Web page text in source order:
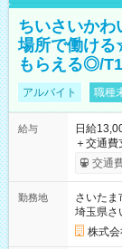
ちいさいかわ
場所で働け
もらえる◎/T1
アルバイト 職種
給与
日給
＋交通費支給 ★交通費全額支給！ ┗案件
いOK！
ンビニ
交通
勤務地
さいたま
埼玉県さ
株式